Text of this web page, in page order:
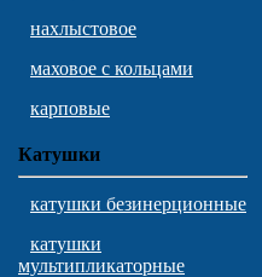
нахлыстовое
маховое с кольцами
карповые
Катушки
катушки безинерционные
катушки
мультипликаторные